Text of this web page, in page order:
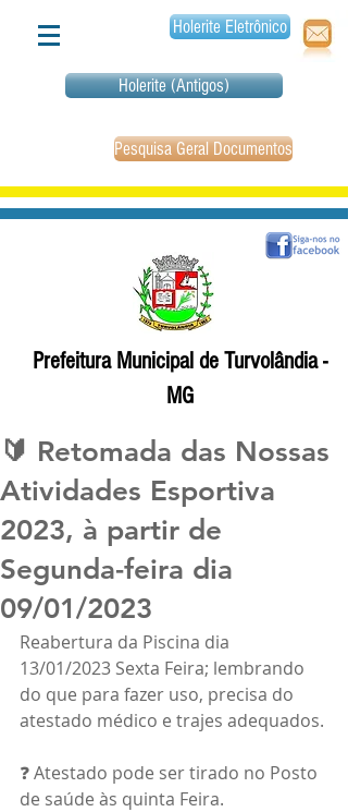
Holerite Eletrônico
Holerite (Antigos)
Pesquisa Geral Documentos
Prefeitura Municipal de Turvolândia -
MG
🔰 Retomada das Nossas
Atividades Esportiva
2023, à partir de
Segunda-feira dia
09/01/2023
Reabertura da Piscina dia
13/01/2023 Sexta Feira; lembrando
do que para fazer uso, precisa do
atestado médico e trajes adequados.
❓ Atestado pode ser tirado no Posto
de saúde às quinta Feira.